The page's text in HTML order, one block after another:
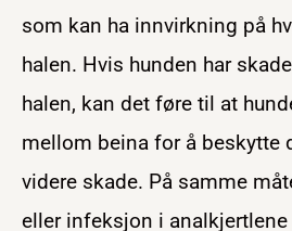
som kan ha innvirkning på
halen. Hvis hunden har
halen, kan det føre til at
mellom beina for å beskytte
videre skade. På samme
eller infeksjon i